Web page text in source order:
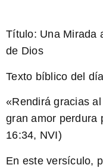
Título: Una Mirada
de Dios
Texto bíblico del
«Rendirá gracias
gran amor perdura
16:34, NVI)
En este versículo,